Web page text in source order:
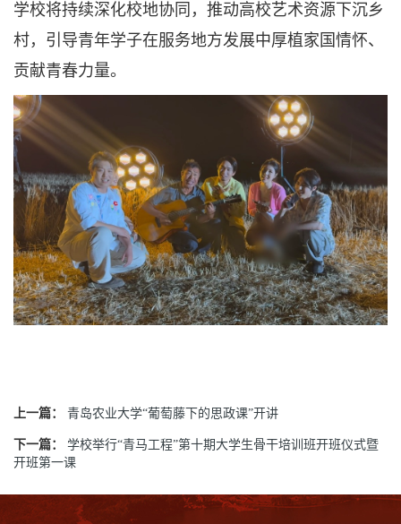
学校将持续深化校地协同，推动高校艺术资源下沉乡
村，引导青年学子在服务地方发展中厚植家国情怀、
贡献青春力量。
上一篇： 青岛农业大学“葡萄藤下的思政课”开讲
下一篇：
学校举行“青马工程”第十期大学生骨干培训班开班仪式暨
开班第一课